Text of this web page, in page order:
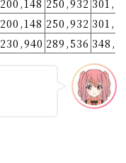
200,148 250,932
200,148 250,932
230,940 289,536